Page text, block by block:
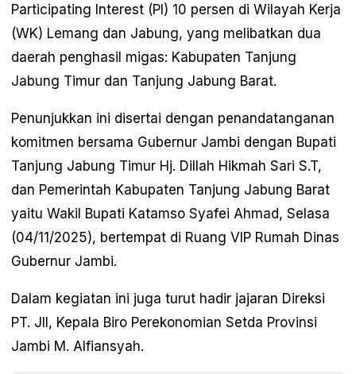
Participating Interest (PI) 10 persen di Wilayah Kerja
(WK) Lemang dan Jabung, yang melibatkan dua
daerah penghasil migas: Kabupaten Tanjung
Jabung Timur dan Tanjung Jabung Barat.
Penunjukkan ini disertai dengan penandatanganan
komitmen bersama Gubernur Jambi dengan Bupati
Tanjung Jabung Timur Hj. Dillah Hikmah Sari S.T,
dan Pemerintah Kabupaten Tanjung Jabung Barat
yaitu Wakil Bupati Katamso Syafei Ahmad, Selasa
(04/11/2025), bertempat di Ruang VIP Rumah Dinas
Gubernur Jambi.
Dalam kegiatan ini juga turut hadir jajaran Direksi
PT. JII, Kepala Biro Perekonomian Setda Provinsi
Jambi M. Alfiansyah.